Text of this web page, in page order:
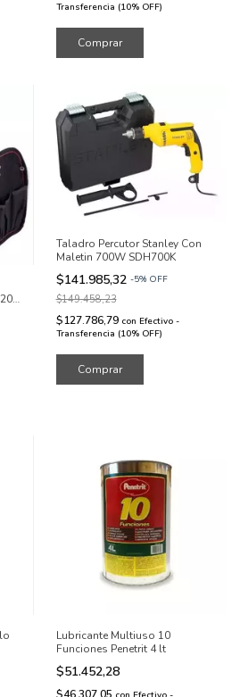
Transferencia (10% OFF)
Taladro Percutor Stanley Con
Maletin 700W SDH700K
$141.985,32 -5% OFF
$149.458,23
$127.786,79 con Efectivo -
Transferencia (10% OFF)
Lubricante Multiuso 10
Funciones Penetrit 4 lt
$51.452,28